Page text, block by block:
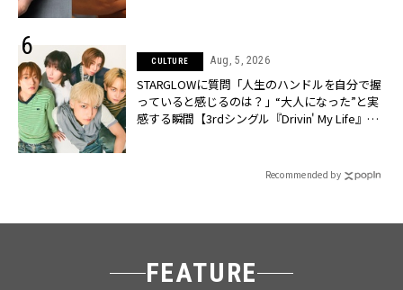
CULTURE Aug, 5, 2026
STARGLOWに質問「人生のハンドルを自分で握
っていると感じるのは？」“大️人になった”と実
感する瞬間【3rdシングル『Drivin' My Life』発
Recommended by
FEATURE